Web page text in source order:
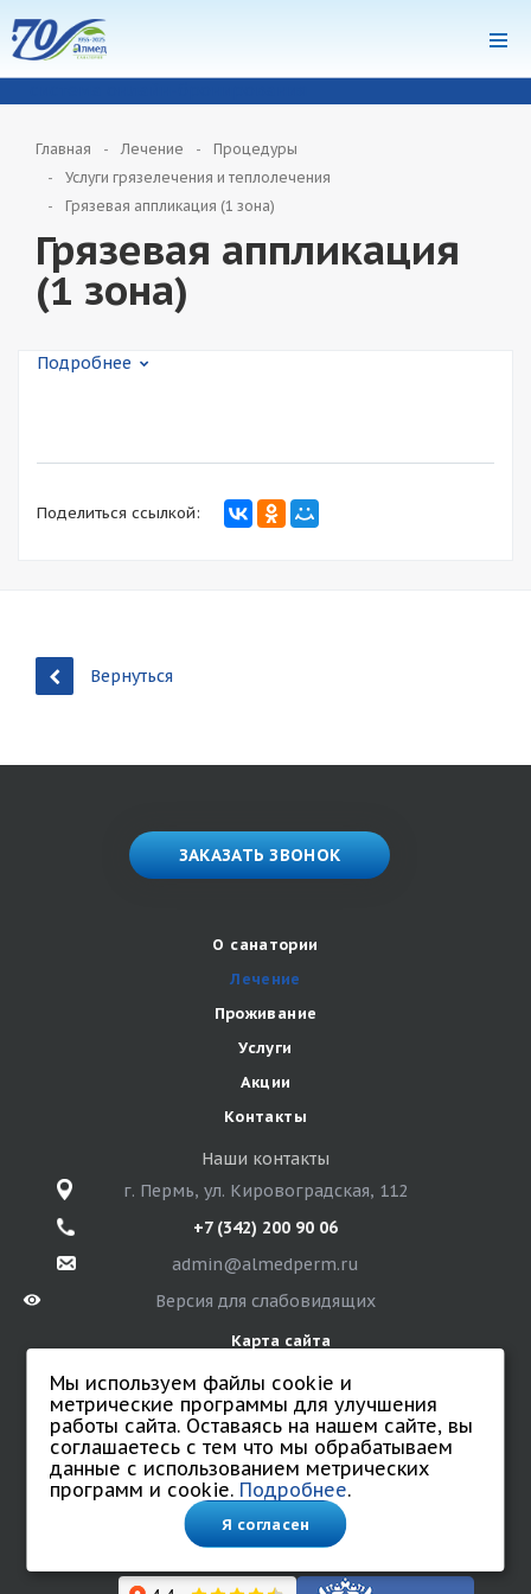
Главная Лечение
Процедуры
Услуги грязелечения и теплолечения
Грязевая аппликация (1 зона)
Грязевая аппликация
(1 зона)
Подробнее
Поделиться ссылкой:
Вернуться
ЗАКАЗАТЬ ЗВОНОК
О санатории
Лечение
Проживание
Услуги
Акции
Контакты
Наши контакты
г. Пермь, ул. Кировоградская, 112
+7 (342) 200 90 06
admin@almedperm.ru
Версия для слабовидящих
Карта сайта
© 2026 Санаторий «Алмед»
Все права защищены.
Политика обработки персональных данных
Согласие на обработку персональных данных.
Соглашение на обработку данных с использованием
cookie и метрических программ.
Мы используем файлы cookie и
метрические программы для улучшения
работы сайта. Оставаясь на нашем сайте, вы
соглашаетесь с тем что мы обрабатываем
данные с использованием метрических
программ и cookie. Подробнее.
Я согласен